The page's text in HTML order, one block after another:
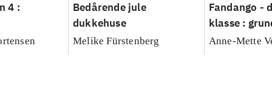
4 :
Bedårende jule
dukkehuse
Melike Fürstenberg
Fandango -
klasse :
Anne-Mette